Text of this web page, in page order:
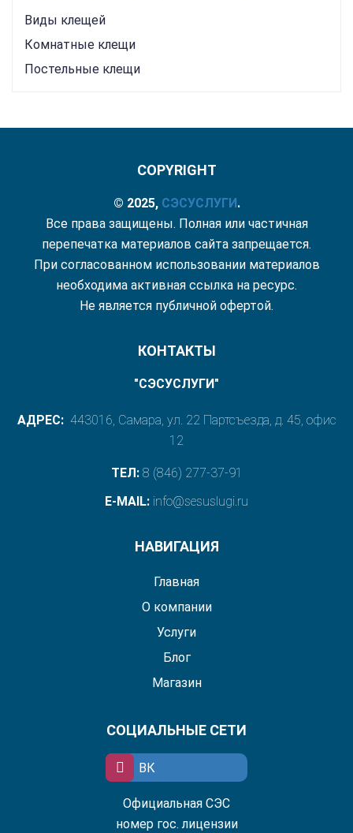
Виды клещей
Комнатные клещи
Постельные клещи
COPYRIGHT
© 2025, СЭСУСЛУГИ .
Все права защищены. Полная или частичная
перепечатка материалов сайта запрещается.
При согласованном использовании материалов
необходима активная ссылка на ресурс.
Не является публичной офертой.
КОНТАКТЫ
"СЭСУСЛУГИ"
АДРЕС: 443016, Самара, ул. 22 Партсъезда, д. 45, офис
12
ТЕЛ: 8 (846) 277-37-91
E-MAIL: info@sesuslugi.ru
НАВИГАЦИЯ
Главная
О компании
Услуги
Блог
Магазин
СОЦИАЛЬНЫЕ СЕТИ
ВК
Официальная СЭС
номер гос. лицензии